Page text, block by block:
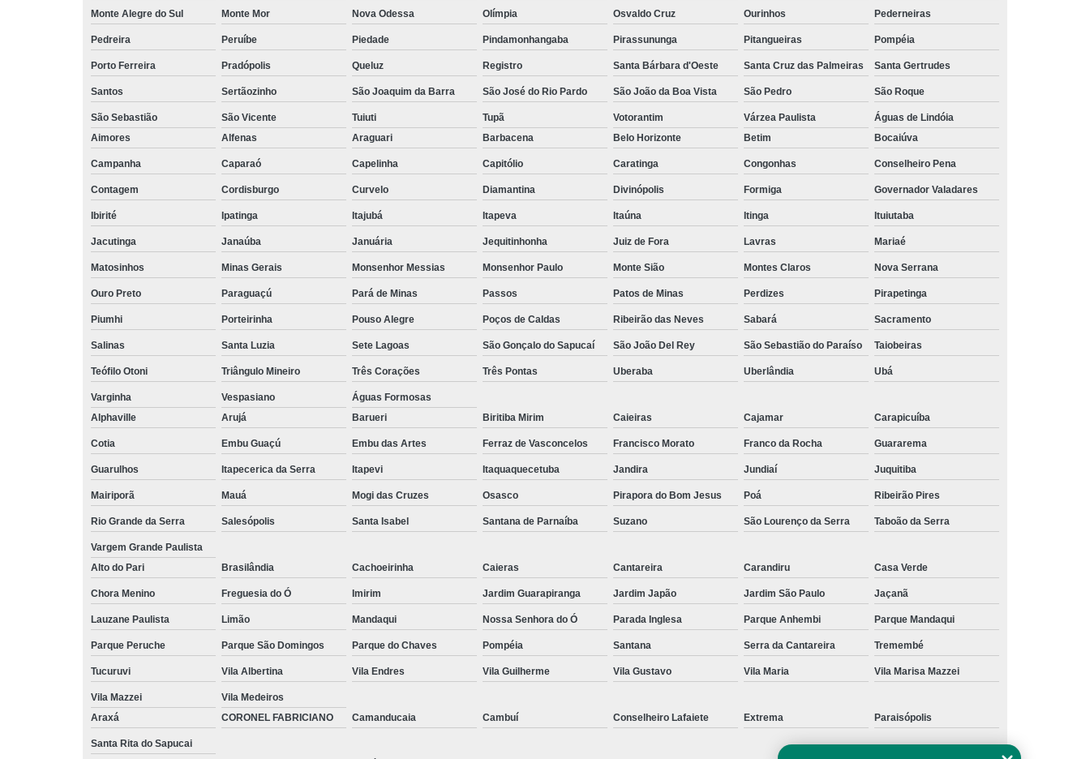
Monte Alegre do Sul Monte Mor Nova Odessa Olímpia Osvaldo Cruz Ourinhos Pederneiras
Pedreira Peruíbe Piedade Pindamonhangaba Pirassununga Pitangueiras Pompéia
Porto Ferreira Pradópolis Queluz Registro Santa Bárbara d'Oeste Santa Cruz das Palmeiras Santa Gertrudes
Santos Sertãozinho São Joaquim da Barra São José do Rio Pardo São João da Boa Vista São Pedro São Roque
São Sebastião São Vicente Tuiuti Tupã Votorantim Várzea Paulista
Águas de Lindóia
Aimores
Alfenas Araguari Barbacena Belo Horizonte Betim Bocaiúva
Campanha Caparaó Capelinha Capitólio Caratinga Congonhas Conselheiro Pena
Contagem Cordisburgo Curvelo Diamantina Divinópolis Formiga Governador Valadares
Ibirité Ipatinga Itajubá Itapeva Itaúna Itinga Ituiutaba
Jacutinga Janaúba Januária Jequitinhonha Juiz de Fora Lavras Mariaé
Matosinhos Minas Gerais Monsenhor Messias Monsenhor Paulo Monte Sião Montes Claros Nova Serrana
Ouro Preto Paraguaçú Pará de Minas Passos Patos de Minas Perdizes Pirapetinga
Piumhi Porteirinha Pouso Alegre Poços de Caldas Ribeirão das Neves Sabará Sacramento
Salinas Santa Luzia Sete Lagoas São Gonçalo do Sapucaí São João Del Rey São Sebastião do Paraíso Taiobeiras
Teófilo Otoni Triângulo Mineiro Três Corações Três Pontas Uberaba Uberlândia Ubá
Varginha Vespasiano
Águas Formosas
Alphaville
Arujá Barueri Biritiba Mirim Caieiras Cajamar Carapicuíba
Cotia Embu Guaçú Embu das Artes Ferraz de Vasconcelos Francisco Morato Franco da Rocha Guararema
Guarulhos Itapecerica da Serra Itapevi Itaquaquecetuba Jandira Jundiaí Juquitiba
Mairiporã Mauá Mogi das Cruzes Osasco Pirapora do Bom Jesus Poá Ribeirão Pires
Rio Grande da Serra Salesópolis Santa Isabel Santana de Parnaíba Suzano São Lourenço da Serra Taboão da Serra
Vargem Grande Paulista
Alto do Pari
Brasilândia Cachoeirinha Caieras Cantareira Carandiru Casa Verde
Chora Menino Freguesia do Ó Imirim Jardim Guarapiranga Jardim Japão Jardim São Paulo Jaçanã
Lauzane Paulista Limão Mandaqui Nossa Senhora do Ó Parada Inglesa Parque Anhembi Parque Mandaqui
Parque Peruche Parque São Domingos Parque do Chaves Pompéia Santana Serra da Cantareira Tremembé
Tucuruvi Vila Albertina Vila Endres Vila Guilherme Vila Gustavo Vila Maria Vila Marisa Mazzei
Vila Mazzei
Vila Medeiros
Araxá
CORONEL FABRICIANO Camanducaia Cambuí Conselheiro Lafaiete Extrema Paraisópolis
Santa Rita do Sapucai